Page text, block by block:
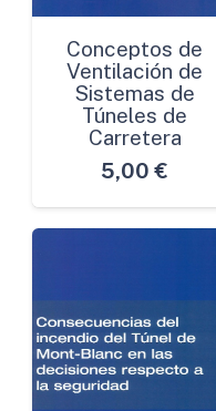
Conceptos de
Ventilación de
Sistemas de
Túneles de
Carretera
5,00 €